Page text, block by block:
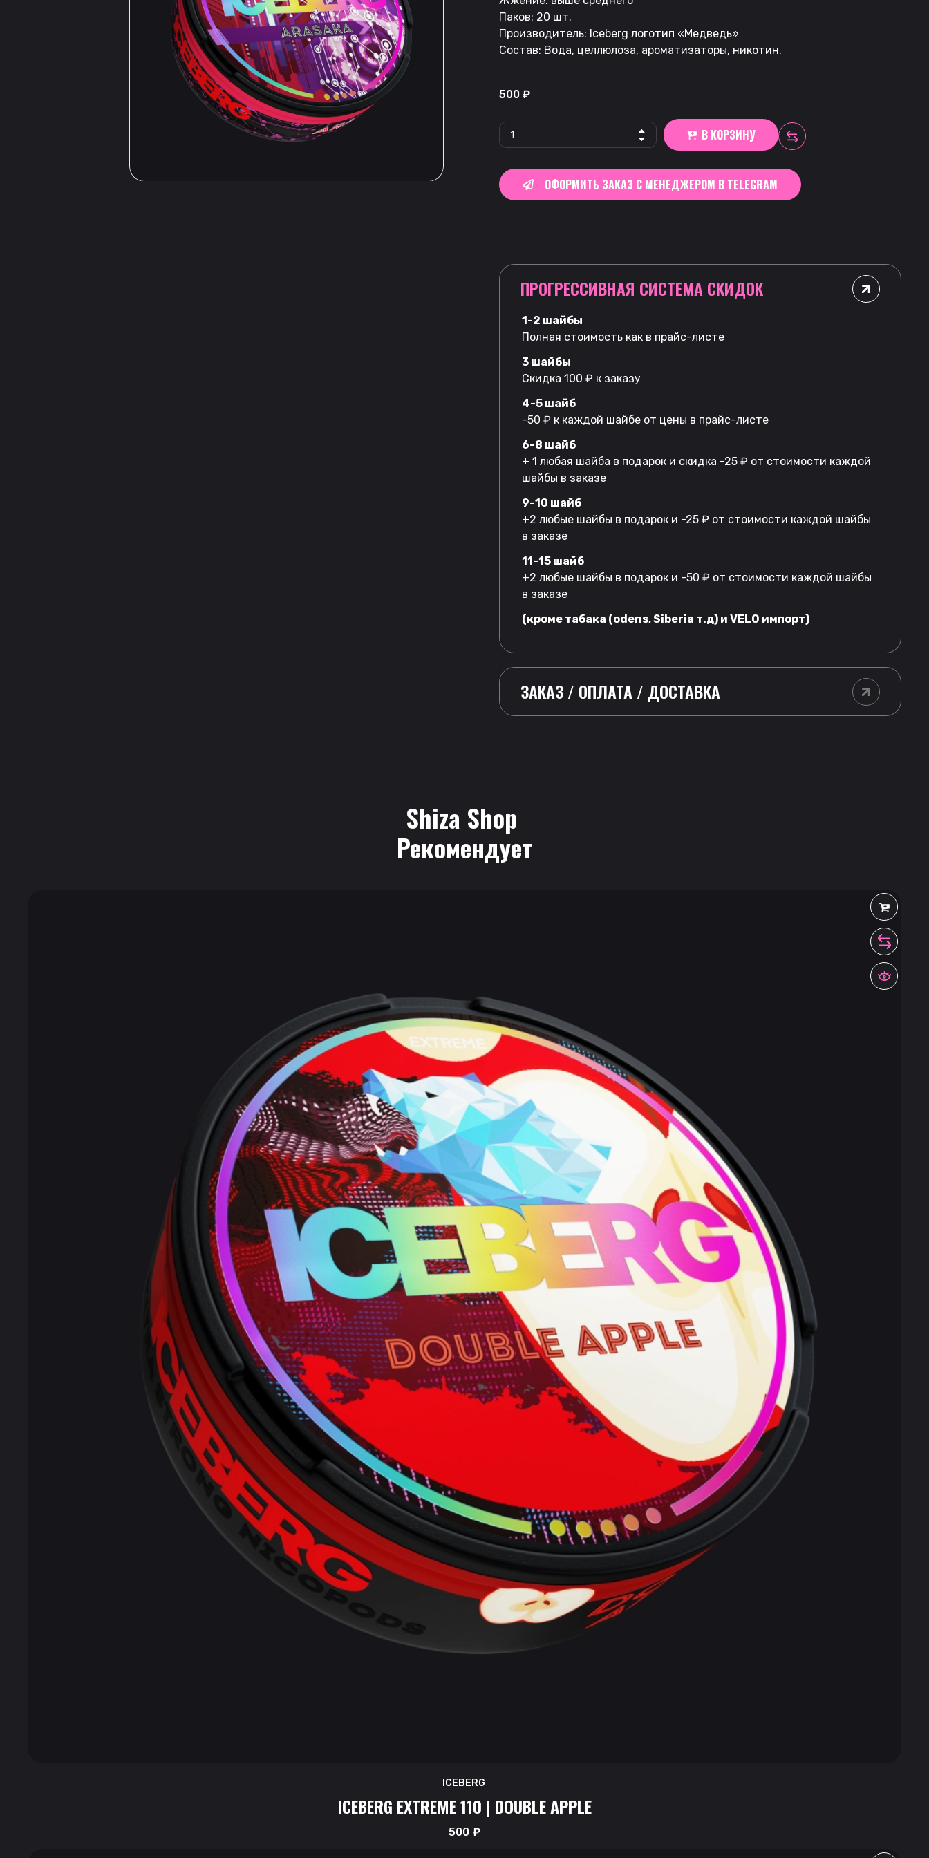
Паков: 20 шт.
Производитель: Iceberg логотип «Медведь»
Состав: Вода, целлюлоза, ароматизаторы, никотин.
500 ₽
В КОРЗИНУ
ОФОРМИТЬ ЗАКАЗ С МЕНЕДЖЕРОМ В TELEGRAM
ПРОГРЕССИВНАЯ СИСТЕМА СКИДОК
1-2 шайбы
Полная стоимость как в прайс-листе
3 шайбы
Скидка 100 ₽ к заказу
4-5 шайб
-50 ₽ к каждой шайбе от цены в прайс-листе
6-8 шайб
+ 1 любая шайба в подарок и скидка -25 ₽ от стоимости каждой
шайбы в заказе
9-10 шайб
+2 любые шайбы в подарок и -25 ₽ от стоимости каждой шайбы
в заказе
11-15 шайб
+2 любые шайбы в подарок и -50 ₽ от стоимости каждой шайбы
в заказе
(кроме табака (odens, Siberia т.д) и VELO импорт)
ЗАКАЗ / ОПЛАТА / ДОСТАВКА
Shiza Shop
Рекомендует
ICEBERG
ICEBERG EXTREME 110 | DOUBLE APPLE
500₽